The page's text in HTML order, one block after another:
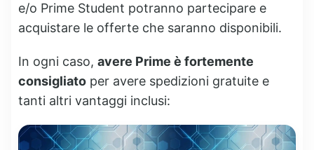
e/o Prime Student potranno partecipare e
acquistare le offerte che saranno disponibili.
In ogni caso, avere Prime è fortemente
consigliato per avere spedizioni gratuite e
tanti altri vantaggi inclusi: